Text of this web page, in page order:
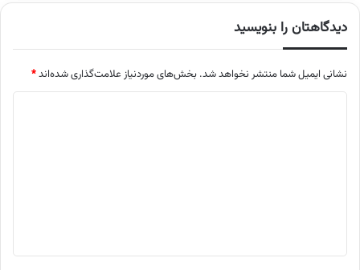
دیدگاهتان را بنویسید
نشانی ایمیل شما منتشر نخواهد شد. بخش‌های موردنیاز علامت‌گذاری شده‌اند*